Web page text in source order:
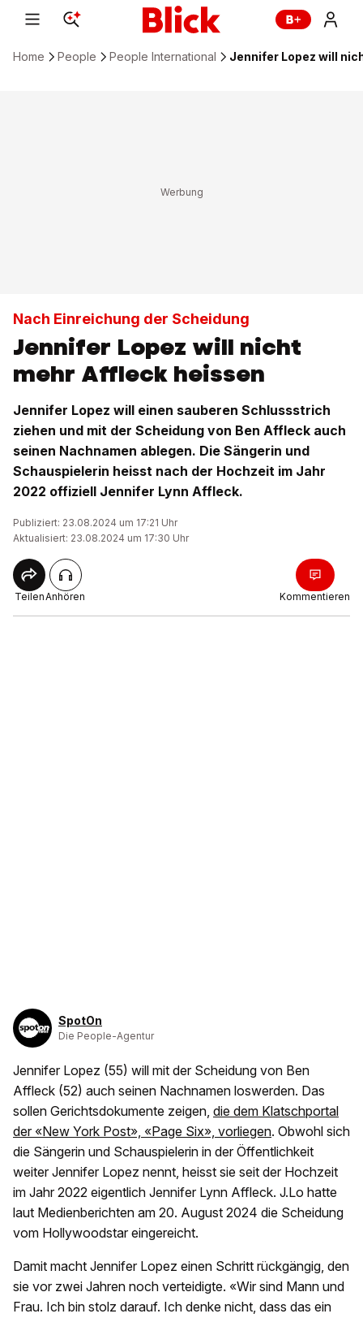
Home People People International Jennifer Lopez will
Nach Einreichung der Scheidung
Jennifer Lopez will nicht
mehr Affleck heissen
Jennifer Lopez will einen sauberen Schlussstrich
ziehen und mit der Scheidung von Ben Affleck auch
seinen Nachnamen ablegen. Die Sängerin und
Schauspielerin heisst nach der Hochzeit im Jahr
2022 offiziell Jennifer Lynn Affleck.
Publiziert: 23.08.2024 um 17:21 Uhr
Aktualisiert: 23.08.2024 um 17:30 Uhr
TeilenAnhören Kommentieren
SpotOn
Die People-Agentur
Jennifer Lopez (55) will mit der Scheidung von Ben
Affleck (52) auch seinen Nachnamen loswerden. Das
sollen Gerichtsdokumente zeigen, die dem Klatschportal
der «New York Post», «Page Six», vorliegen. Obwohl sich
die Sängerin und Schauspielerin in der Öffentlichkeit
weiter Jennifer Lopez nennt, heisst sie seit der Hochzeit
im Jahr 2022 eigentlich Jennifer Lynn Affleck. J.Lo hatte
laut Medienberichten am 20. August 2024 die Scheidung
vom Hollywoodstar eingereicht.
Damit macht Jennifer Lopez einen Schritt rückgängig, den
sie vor zwei Jahren noch verteidigte. «Wir sind Mann und
Frau. Ich bin stolz darauf. Ich denke nicht, dass das ein